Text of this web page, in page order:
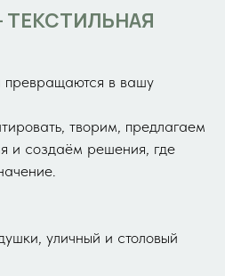
ТЕКСТИЛЬНАЯ
превращаются в вашу
творим, предлагаем
и создаём решения, где
уличный и столовый